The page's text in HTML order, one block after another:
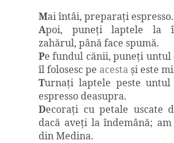
Mai întâi, preparaţi espresso.
Apoi, puneţi laptele la
zahărul, până face spumă.
Pe fundul cănii, puneţi untul
îl folosesc pe acestaşi este
Turnaţi laptele peste
espresso deasupra.
Decoraţi cu petale uscate
dacă aveţi la îndemână;
din Medina.